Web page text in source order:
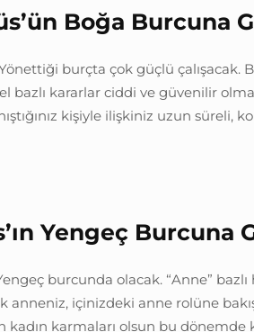
Boğa Burcuna
burçta çok güçlü çalışacak.
bazlı kararlar ciddi ve güvenilir
kişiyle ilişkiniz uzun süreli,
Yengeç Burcuna
burcunda olacak. “Anne”
içinizdeki anne rolüne bakış
kadın karmaları olsun bu dönemde